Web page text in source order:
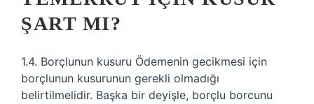
ŞART MI?
1.4. Borçlunun kusuru Ödemenin gecikmesi için
borçlunun kusurunun gerekli olmadığı
belirtilmelidir. Başka bir deyişle, borçlu borcunu